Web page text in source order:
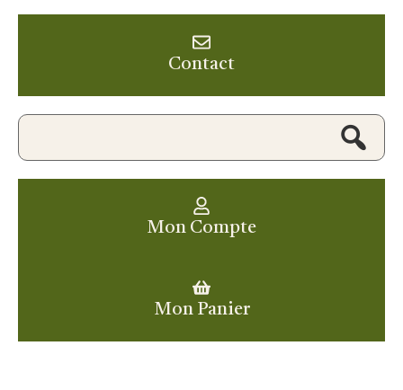
Contact
Mon Compte
Mon Panier